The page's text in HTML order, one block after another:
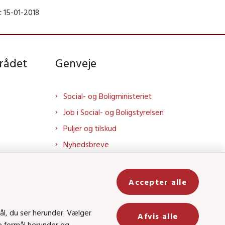
01-2018
Genveje
Social- og Boligministeriet
Job i Social- og Boligstyrelsen
Puljer og tilskud
Nyhedsbreve
Social- og Boligstyrelsens nyheder
som RSS feed
du ser herunder. Vælger
Accepter alle
Afvis alle